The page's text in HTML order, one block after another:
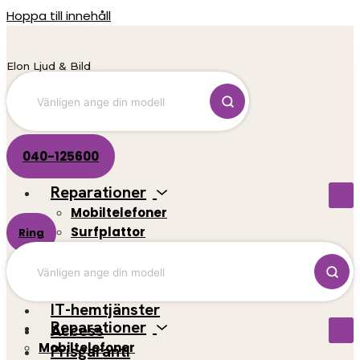
Hoppa till innehåll
Elon Ljud & Bild
040-125600
Reparationer
Mobiltelefoner
Surfplattor
Datorer
IT-hemtjänster
Access
Prisgaranti
Ring
Reparationer
Mobiltelefoner